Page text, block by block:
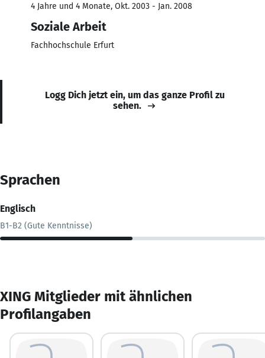
4 Jahre und 4 Monate, Okt. 2003 - Jan. 2008
Soziale Arbeit
Fachhochschule Erfurt
Logg Dich jetzt ein, um das ganze Profil zu
sehen.
Sprachen
Englisch
B1-B2 (Gute Kenntnisse)
XING Mitglieder mit ähnlichen
Profilangaben